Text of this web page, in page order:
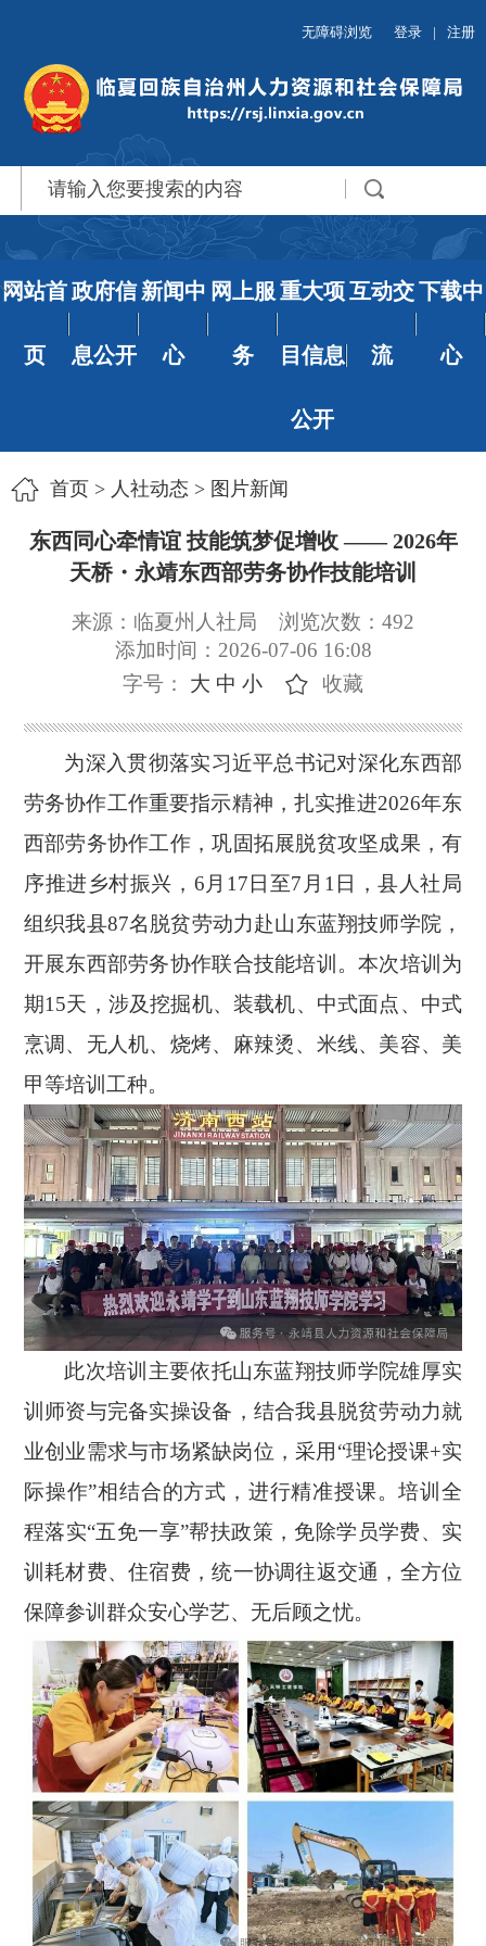
无障碍浏览 登录 | 注册
网站首
页
政府信
息公开
新闻中
心
网上服
务
重大项
目信息
公开
互动交
流
下载中
心
首页> 人社动态 > 图片新闻
东西同心牵情谊 技能筑梦促增收 —— 2026年
天桥・永靖东西部劳务协作技能培训
来源：临夏州人社局 浏览次数： 492
添加时间：2026-07-06 16:08
字号： 大 中 小 收藏
为深入贯彻落实习近平总书记对深化东西部
劳务协作工作重要指示精神，扎实推进2026年东
西部劳务协作工作，巩固拓展脱贫攻坚成果，有
序推进乡村振兴，6月17日至7月1日，县人社局
组织我县87名脱贫劳动力赴山东蓝翔技师学院，
开展东西部劳务协作联合技能培训。本次培训为
期15天，涉及挖掘机、装载机、中式面点、中式
烹调、无人机、烧烤、麻辣烫、米线、美容、美
甲等培训工种。
此次培训主要依托山东蓝翔技师学院雄厚实
训师资与完备实操设备，结合我县脱贫劳动力就
业创业需求与市场紧缺岗位，采用 “理论授课+实
际操作”相结合的方式，进行精准授课。培训全
程落实“五免一享”帮扶政策，免除学员学费、实
训耗材费、住宿费，统一协调往返交通，全方位
保障参训群众安心学艺、无后顾之忧。